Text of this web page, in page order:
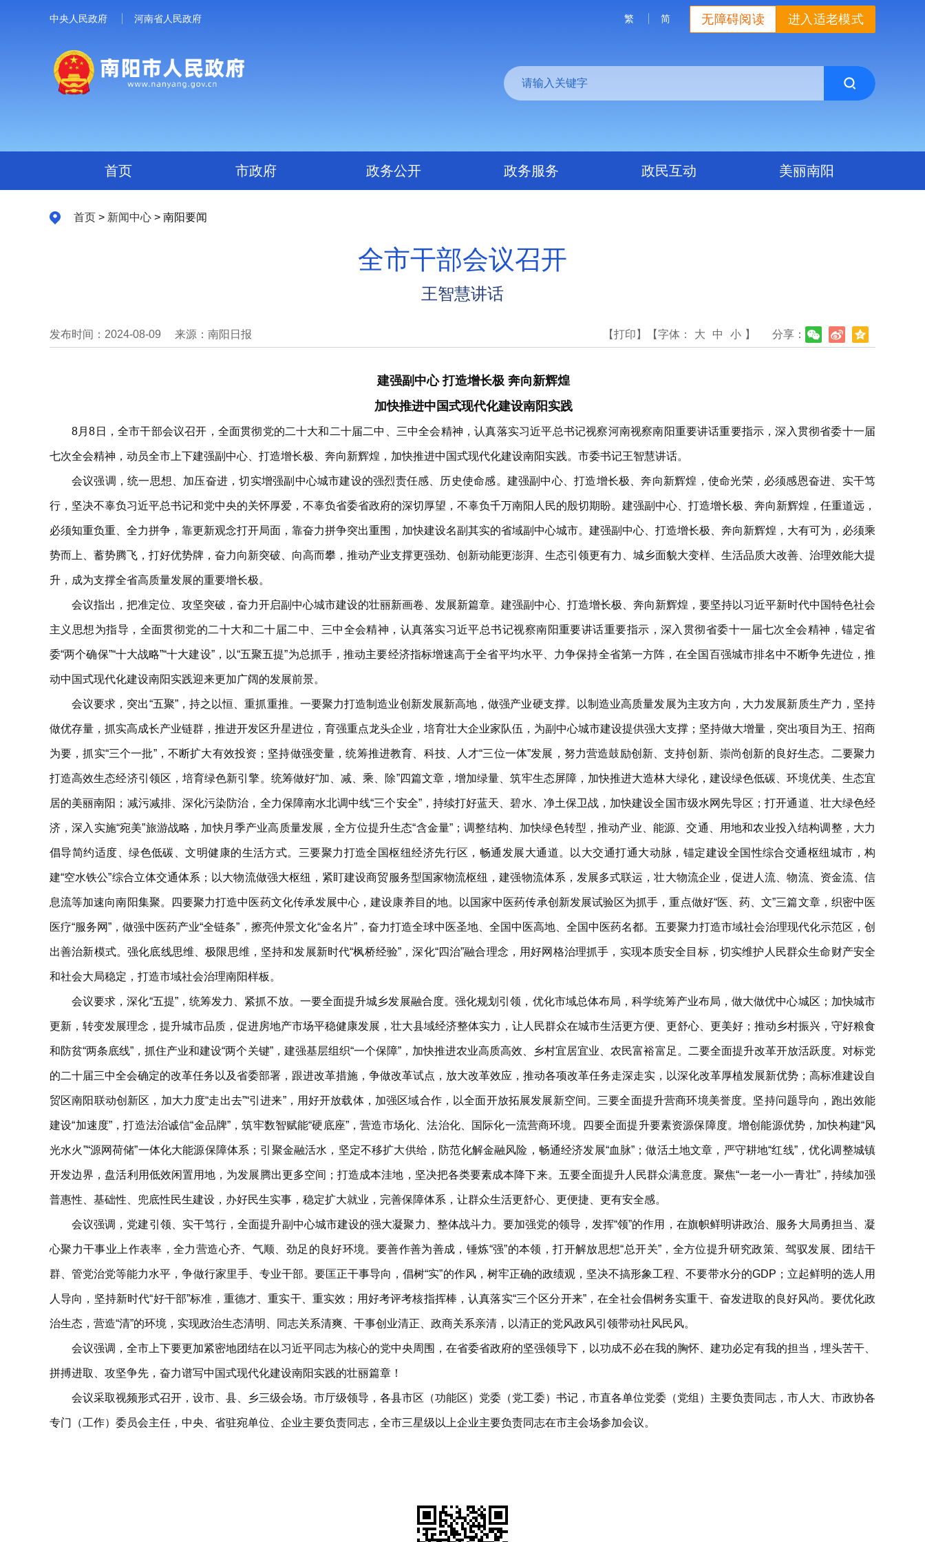
中央人民政府 河南省人民政府 进入适老模式
无障碍阅读
繁 简
首页 市政府 政务公开 政务服务 政民互动 美丽南阳
首页 > 新闻中心 > 南阳要闻
全市干部会议召开
王智慧讲话
发布时间：2024-08-09 来源：南阳日报 分享：
【打印】 【字体： 大 中 小 】
建强副中心 打造增长极 奔向新辉煌
加快推进中国式现代化建设南阳实践
8月8日，全市干部会议召开，全面贯彻党的二十大和二十届二中、三中全会精神，认真落实习近平总书记视察河南视察南阳重要讲话重要指示，深入贯彻省委十一届
七次全会精神，动员全市上下建强副中心、打造增长极、奔向新辉煌，加快推进中国式现代化建设南阳实践。市委书记王智慧讲话。
会议强调，统一思想、加压奋进，切实增强副中心城市建设的强烈责任感、历史使命感。建强副中心、打造增长极、奔向新辉煌，使命光荣，必须感恩奋进、实干笃
行，坚决不辜负习近平总书记和党中央的关怀厚爱，不辜负省委省政府的深切厚望，不辜负千万南阳人民的殷切期盼。建强副中心、打造增长极、奔向新辉煌，任重道远，
必须知重负重、全力拼争，靠更新观念打开局面，靠奋力拼争突出重围，加快建设名副其实的省域副中心城市。建强副中心、打造增长极、奔向新辉煌，大有可为，必须乘
势而上、蓄势腾飞，打好优势牌，奋力向新突破、向高而攀，推动产业支撑更强劲、创新动能更澎湃、生态引领更有力、城乡面貌大变样、生活品质大改善、治理效能大提
升，成为支撑全省高质量发展的重要增长极。
会议指出，把准定位、攻坚突破，奋力开启副中心城市建设的壮丽新画卷、发展新篇章。建强副中心、打造增长极、奔向新辉煌，要坚持以习近平新时代中国特色社会
主义思想为指导，全面贯彻党的二十大和二十届二中、三中全会精神，认真落实习近平总书记视察南阳重要讲话重要指示，深入贯彻省委十一届七次全会精神，锚定省
委“两个确保”“十大战略”“十大建设”，以“五聚五提”为总抓手，推动主要经济指标增速高于全省平均水平、力争保持全省第一方阵，在全国百强城市排名中不断争先进位，推
动中国式现代化建设南阳实践迎来更加广阔的发展前景。
会议要求，突出“五聚”，持之以恒、重抓重推。一要聚力打造制造业创新发展新高地，做强产业硬支撑。以制造业高质量发展为主攻方向，大力发展新质生产力，坚持
做优存量，抓实高成长产业链群，推进开发区升星进位，育强重点龙头企业，培育壮大企业家队伍，为副中心城市建设提供强大支撑；坚持做大增量，突出项目为王、招商
为要，抓实“三个一批”，不断扩大有效投资；坚持做强变量，统筹推进教育、科技、人才“三位一体”发展，努力营造鼓励创新、支持创新、崇尚创新的良好生态。二要聚力
打造高效生态经济引领区，培育绿色新引擎。统筹做好“加、减、乘、除”四篇文章，增加绿量、筑牢生态屏障，加快推进大造林大绿化，建设绿色低碳、环境优美、生态宜
居的美丽南阳；减污减排、深化污染防治，全力保障南水北调中线“三个安全”，持续打好蓝天、碧水、净土保卫战，加快建设全国市级水网先导区；打开通道、壮大绿色经
济，深入实施“宛美”旅游战略，加快月季产业高质量发展，全方位提升生态“含金量”；调整结构、加快绿色转型，推动产业、能源、交通、用地和农业投入结构调整，大力
倡导简约适度、绿色低碳、文明健康的生活方式。三要聚力打造全国枢纽经济先行区，畅通发展大通道。以大交通打通大动脉，锚定建设全国性综合交通枢纽城市，构
建“空水铁公”综合立体交通体系；以大物流做强大枢纽，紧盯建设商贸服务型国家物流枢纽，建强物流体系，发展多式联运，壮大物流企业，促进人流、物流、资金流、信
息流等加速向南阳集聚。四要聚力打造中医药文化传承发展中心，建设康养目的地。以国家中医药传承创新发展试验区为抓手，重点做好“医、药、文”三篇文章，织密中医
医疗“服务网”，做强中医药产业“全链条”，擦亮仲景文化“金名片”，奋力打造全球中医圣地、全国中医高地、全国中医药名都。五要聚力打造市域社会治理现代化示范区，创
出善治新模式。强化底线思维、极限思维，坚持和发展新时代“枫桥经验”，深化“四治”融合理念，用好网格治理抓手，实现本质安全目标，切实维护人民群众生命财产安全
和社会大局稳定，打造市域社会治理南阳样板。
会议要求，深化“五提”，统筹发力、紧抓不放。一要全面提升城乡发展融合度。强化规划引领，优化市域总体布局，科学统筹产业布局，做大做优中心城区；加快城市
更新，转变发展理念，提升城市品质，促进房地产市场平稳健康发展，壮大县域经济整体实力，让人民群众在城市生活更方便、更舒心、更美好；推动乡村振兴，守好粮食
和防贫“两条底线”，抓住产业和建设“两个关键”，建强基层组织“一个保障”，加快推进农业高质高效、乡村宜居宜业、农民富裕富足。二要全面提升改革开放活跃度。对标党
的二十届三中全会确定的改革任务以及省委部署，跟进改革措施，争做改革试点，放大改革效应，推动各项改革任务走深走实，以深化改革厚植发展新优势；高标准建设自
贸区南阳联动创新区，加大力度“走出去”“引进来”，用好开放载体，加强区域合作，以全面开放拓展发展新空间。三要全面提升营商环境美誉度。坚持问题导向，跑出效能
建设“加速度”，打造法治诚信“金品牌”，筑牢数智赋能“硬底座”，营造市场化、法治化、国际化一流营商环境。四要全面提升要素资源保障度。增创能源优势，加快构建“风
光水火”“源网荷储”一体化大能源保障体系；引聚金融活水，坚定不移扩大供给，防范化解金融风险，畅通经济发展“血脉”；做活土地文章，严守耕地“红线”，优化调整城镇
开发边界，盘活利用低效闲置用地，为发展腾出更多空间；打造成本洼地，坚决把各类要素成本降下来。五要全面提升人民群众满意度。聚焦“一老一小一青壮”，持续加强
普惠性、基础性、兜底性民生建设，办好民生实事，稳定扩大就业，完善保障体系，让群众生活更舒心、更便捷、更有安全感。
会议强调，党建引领、实干笃行，全面提升副中心城市建设的强大凝聚力、整体战斗力。要加强党的领导，发挥“领”的作用，在旗帜鲜明讲政治、服务大局勇担当、凝
心聚力干事业上作表率，全力营造心齐、气顺、劲足的良好环境。要善作善为善成，锤炼“强”的本领，打开解放思想“总开关”，全方位提升研究政策、驾驭发展、团结干
群、管党治党等能力水平，争做行家里手、专业干部。要匡正干事导向，倡树“实”的作风，树牢正确的政绩观，坚决不搞形象工程、不要带水分的GDP；立起鲜明的选人用
人导向，坚持新时代“好干部”标准，重德才、重实干、重实效；用好考评考核指挥棒，认真落实“三个区分开来”，在全社会倡树务实重干、奋发进取的良好风尚。要优化政
治生态，营造“清”的环境，实现政治生态清明、同志关系清爽、干事创业清正、政商关系亲清，以清正的党风政风引领带动社风民风。
会议强调，全市上下要更加紧密地团结在以习近平同志为核心的党中央周围，在省委省政府的坚强领导下，以功成不必在我的胸怀、建功必定有我的担当，埋头苦干、
拼搏进取、攻坚争先，奋力谱写中国式现代化建设南阳实践的壮丽篇章！
会议采取视频形式召开，设市、县、乡三级会场。市厅级领导，各县市区（功能区）党委（党工委）书记，市直各单位党委（党组）主要负责同志，市人大、市政协各
专门（工作）委员会主任，中央、省驻宛单位、企业主要负责同志，全市三星级以上企业主要负责同志在市主会场参加会议。